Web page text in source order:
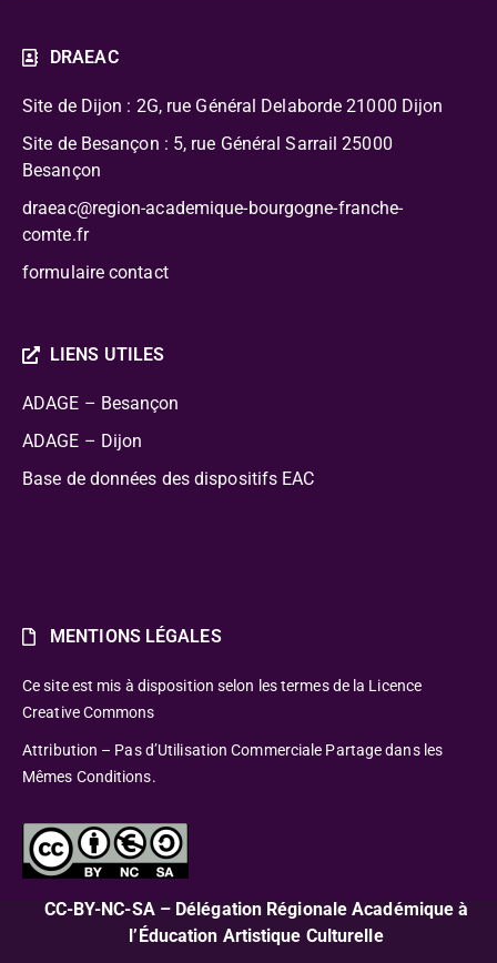
DRAEAC
Site de Dijon : 2G, rue Général Delaborde 21000 Dijon
Site de Besançon : 5, rue Général Sarrail 25000
Besançon
draeac@region-academique-bourgogne-franche-
comte.fr
formulaire contact
LIENS UTILES
ADAGE – Besançon
ADAGE – Dijon
Base de données des dispositifs EAC
MENTIONS LÉGALES
Ce site est mis à disposition selon les termes de la Licence
Creative Commons
Attribution – Pas d’Utilisation Commerciale Partage dans les
Mêmes Conditions.
CC-BY-NC-SA – Délégation Régionale Académique à
l’Éducation Artistique Culturelle